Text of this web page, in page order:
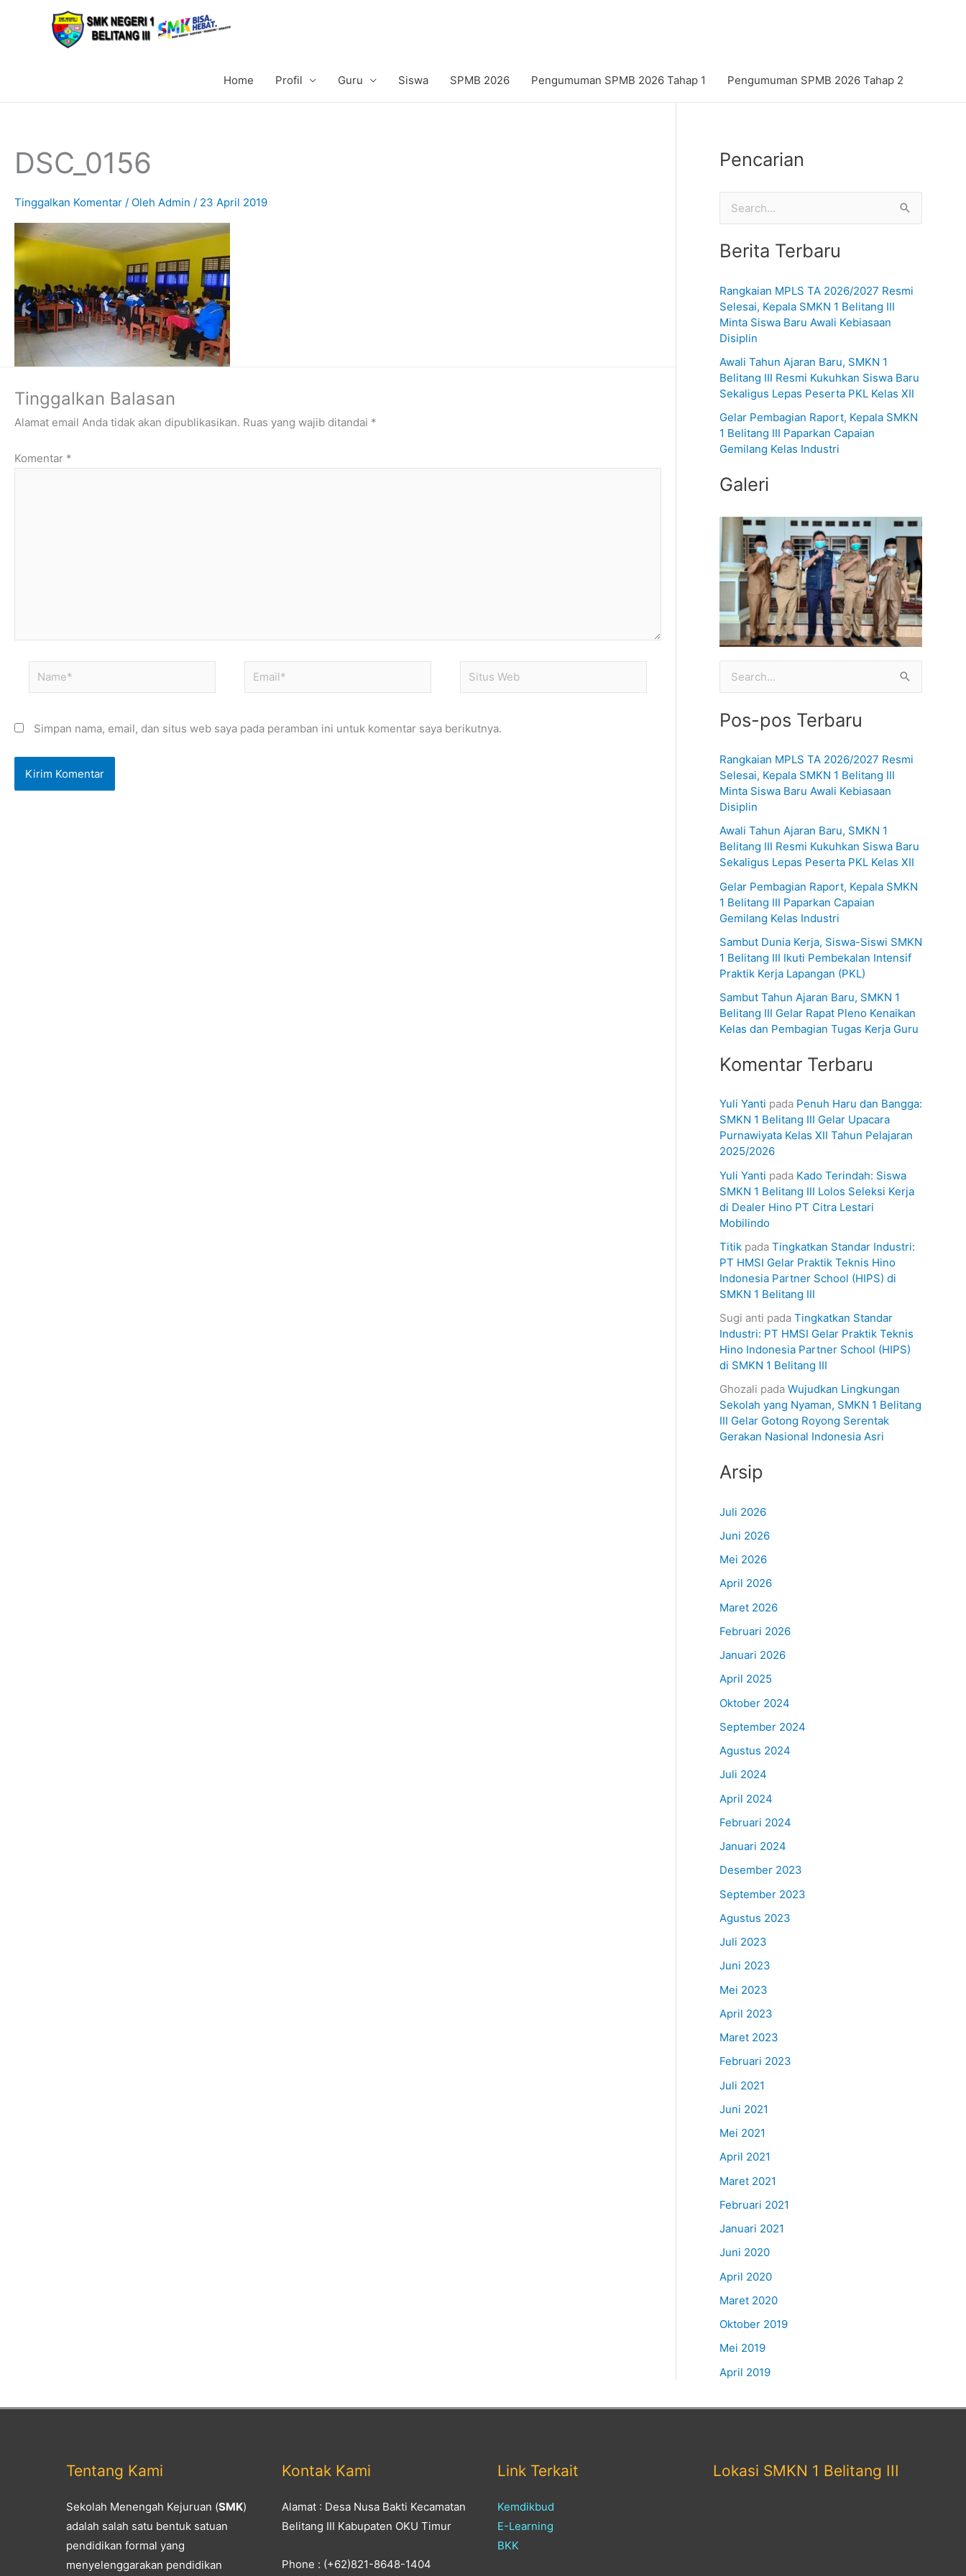
Home Profil Guru Siswa SPMB 2026 Pengumuman SPMB 2026 Tahap 1 Pengumuman SPMB 2026 Tahap 2
DSC_0156
Tinggalkan Komentar / Oleh Admin / 23 April 2019
Tinggalkan Balasan
Alamat email Anda tidak akan dipublikasikan. Ruas yang wajib ditandai *
Komentar *
Name* Email*
Situs
Web
Simpan nama, email, dan situs web saya pada peramban ini untuk komentar saya berikutnya.
Pencarian
r
u
n
t
u
k
Berita Terbaru
Rangkaian MPLS TA 2026/2027 Resmi
Selesai, Kepala SMKN 1 Belitang III
Minta Siswa Baru Awali Kebiasaan
Disiplin
Awali Tahun Ajaran Baru, SMKN 1
Belitang III Resmi Kukuhkan Siswa Baru
Sekaligus Lepas Peserta PKL Kelas XII
Gelar Pembagian Raport, Kepala SMKN
1 Belitang III Paparkan Capaian
Gemilang Kelas Industri
Galeri
r
u
n
t
u
k
Pos-pos Terbaru
Rangkaian MPLS TA 2026/2027 Resmi
Selesai, Kepala SMKN 1 Belitang III
Minta Siswa Baru Awali Kebiasaan
Disiplin
Awali Tahun Ajaran Baru, SMKN 1
Belitang III Resmi Kukuhkan Siswa Baru
Sekaligus Lepas Peserta PKL Kelas XII
Gelar Pembagian Raport, Kepala SMKN
1 Belitang III Paparkan Capaian
Gemilang Kelas Industri
Sambut Dunia Kerja, Siswa-Siswi SMKN
1 Belitang III Ikuti Pembekalan Intensif
Praktik Kerja Lapangan (PKL)
Sambut Tahun Ajaran Baru, SMKN 1
Belitang III Gelar Rapat Pleno Kenaikan
Kelas dan Pembagian Tugas Kerja Guru
Komentar Terbaru
Yuli Yanti pada Penuh Haru dan Bangga:
SMKN 1 Belitang III Gelar Upacara
Purnawiyata Kelas XII Tahun Pelajaran
2025/2026
Yuli Yanti pada Kado Terindah: Siswa
SMKN 1 Belitang III Lolos Seleksi Kerja
di Dealer Hino PT Citra Lestari
Mobilindo
Titikpada Tingkatkan Standar Industri:
PT HMSI Gelar Praktik Teknis Hino
Indonesia Partner School (HIPS) di
SMKN 1 Belitang III
Sugi anti pada Tingkatkan Standar
Industri: PT HMSI Gelar Praktik Teknis
Hino Indonesia Partner School (HIPS)
di SMKN 1 Belitang III
Ghozali pada Wujudkan Lingkungan
Sekolah yang Nyaman, SMKN 1 Belitang
III Gelar Gotong Royong Serentak
Gerakan Nasional Indonesia Asri
Arsip
Juli 2026
Juni 2026
Mei 2026
April 2026
Maret 2026
Februari 2026
Januari 2026
April 2025
Oktober 2024
September 2024
Agustus 2024
Juli 2024
April 2024
Februari 2024
Januari 2024
Desember 2023
September 2023
Agustus 2023
Juli 2023
Juni 2023
Mei 2023
April 2023
Maret 2023
Februari 2023
Juli 2021
Juni 2021
Mei 2021
April 2021
Maret 2021
Februari 2021
Januari 2021
Juni 2020
April 2020
Maret 2020
Oktober 2019
Mei 2019
April 2019
Tentang Kami
Sekolah Menengah Kejuruan (SMK)
adalah salah satu bentuk satuan
pendidikan formal yang
menyelenggarakan pendidikan
Kontak Kami
Alamat : Desa Nusa Bakti Kecamatan
Belitang III Kabupaten OKU Timur
Phone : (+62)821-8648-1404
Link Terkait
Kemdikbud
E-Learning
BKK
Lokasi SMKN 1 Belitang III